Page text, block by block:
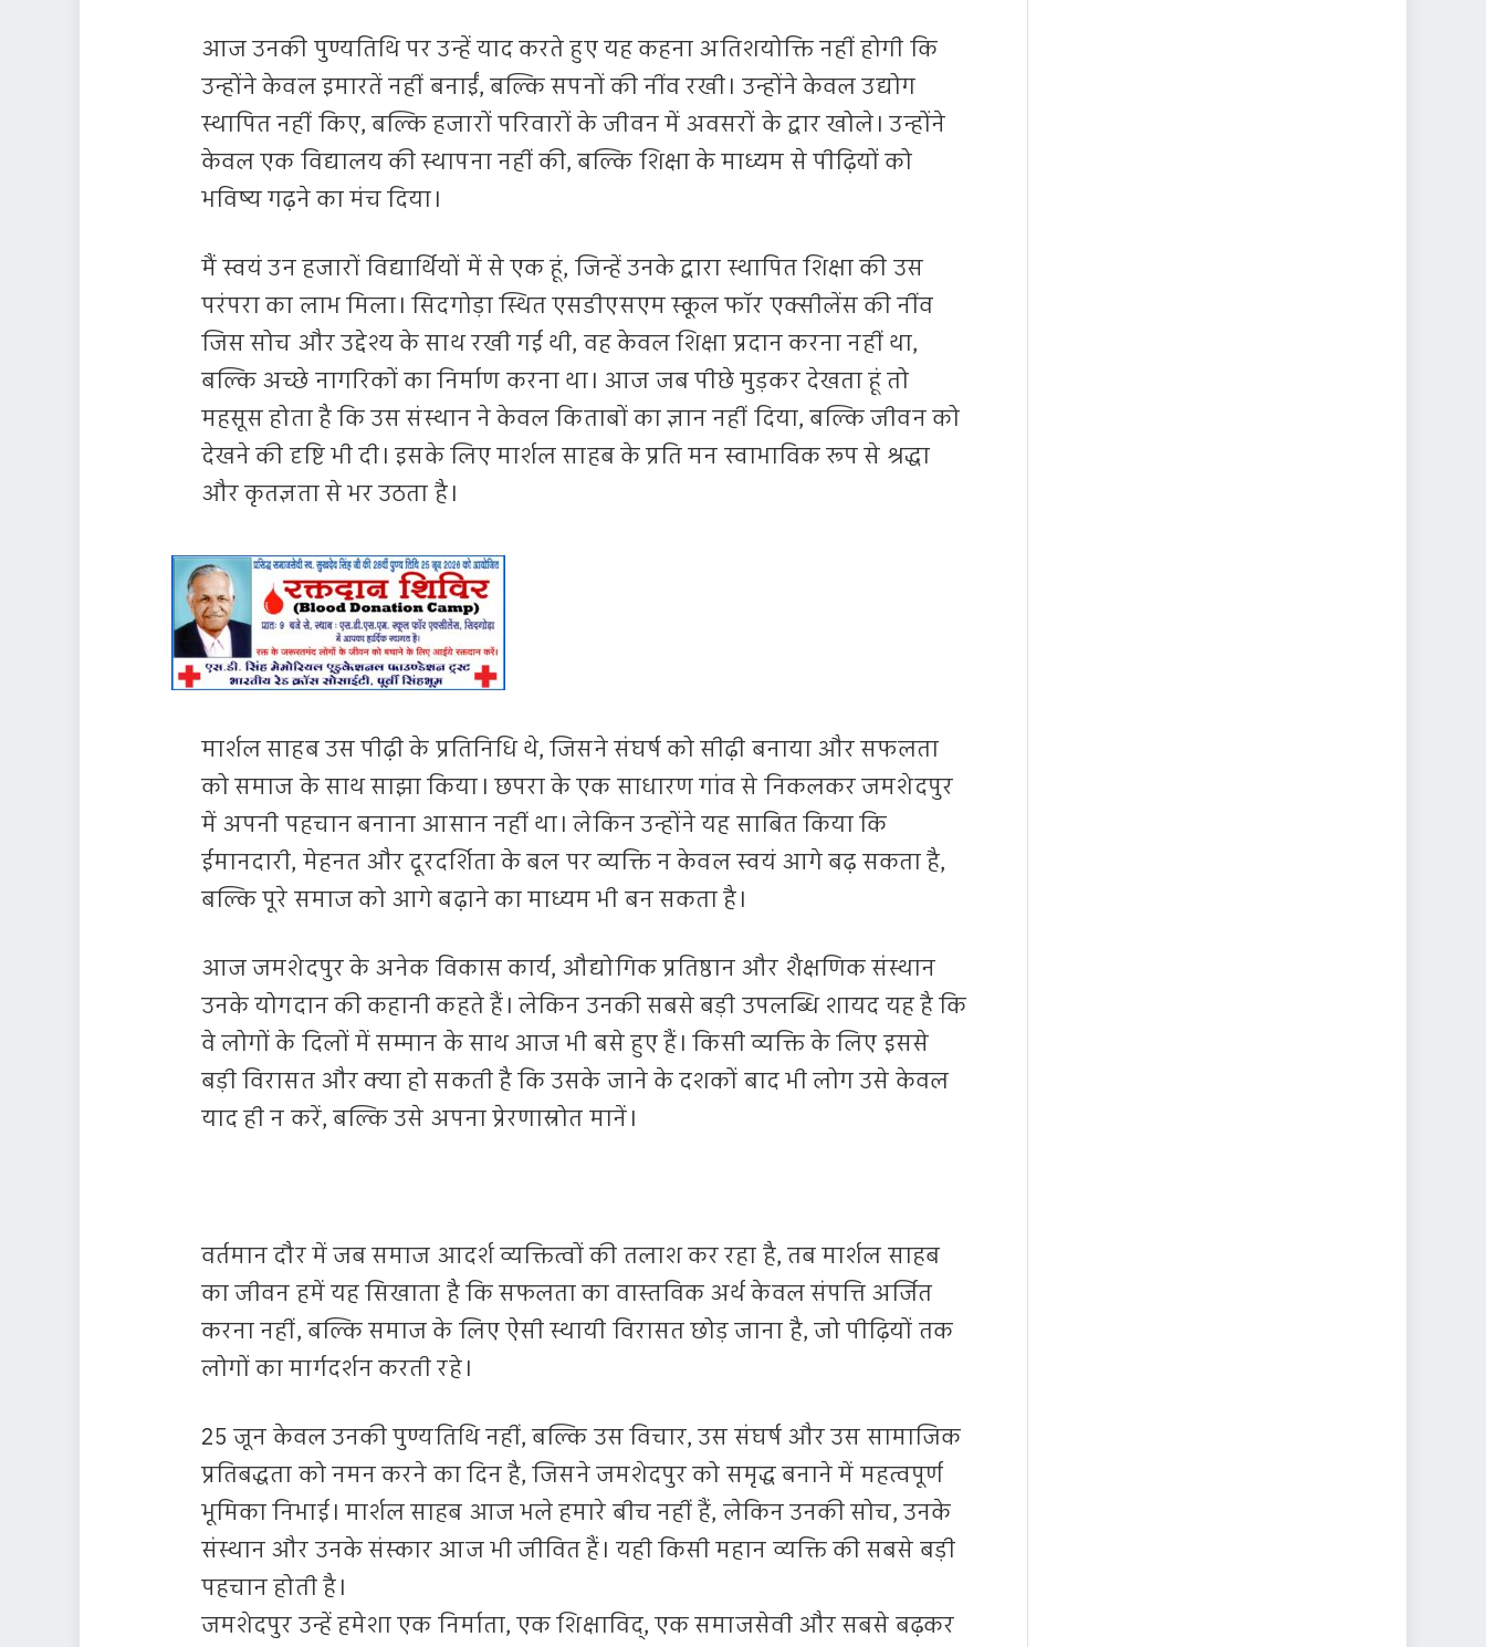
आज उनकी पुण्यतिथि पर उन्हें याद करते हुए यह कहना अतिशयोक्ति नहीं होगी कि
उन्होंने केवल इमारतें नहीं बनाईं, बल्कि सपनों की नींव रखी। उन्होंने केवल उद्योग
स्थापित नहीं किए, बल्कि हजारों परिवारों के जीवन में अवसरों के द्वार खोले। उन्होंने
केवल एक विद्यालय की स्थापना नहीं की, बल्कि शिक्षा के माध्यम से पीढ़ियों को
भविष्य गढ़ने का मंच दिया।
मैं स्वयं उन हजारों विद्यार्थियों में से एक हूं, जिन्हें उनके द्वारा स्थापित शिक्षा की उस
परंपरा का लाभ मिला। सिदगोड़ा स्थित एसडीएसएम स्कूल फॉर एक्सीलेंस की नींव
जिस सोच और उद्देश्य के साथ रखी गई थी, वह केवल शिक्षा प्रदान करना नहीं था,
बल्कि अच्छे नागरिकों का निर्माण करना था। आज जब पीछे मुड़कर देखता हूं तो
महसूस होता है कि उस संस्थान ने केवल किताबों का ज्ञान नहीं दिया, बल्कि जीवन को
देखने की दृष्टि भी दी। इसके लिए मार्शल साहब के प्रति मन स्वाभाविक रूप से श्रद्धा
और कृतज्ञता से भर उठता है।
मार्शल साहब उस पीढ़ी के प्रतिनिधि थे, जिसने संघर्ष को सीढ़ी बनाया और सफलता
को समाज के साथ साझा किया। छपरा के एक साधारण गांव से निकलकर जमशेदपुर
में अपनी पहचान बनाना आसान नहीं था। लेकिन उन्होंने यह साबित किया कि
ईमानदारी, मेहनत और दूरदर्शिता के बल पर व्यक्ति न केवल स्वयं आगे बढ़ सकता है,
बल्कि पूरे समाज को आगे बढ़ाने का माध्यम भी बन सकता है।
आज जमशेदपुर के अनेक विकास कार्य, औद्योगिक प्रतिष्ठान और शैक्षणिक संस्थान
उनके योगदान की कहानी कहते हैं। लेकिन उनकी सबसे बड़ी उपलब्धि शायद यह है कि
वे लोगों के दिलों में सम्मान के साथ आज भी बसे हुए हैं। किसी व्यक्ति के लिए इससे
बड़ी विरासत और क्या हो सकती है कि उसके जाने के दशकों बाद भी लोग उसे केवल
याद ही न करें, बल्कि उसे अपना प्रेरणास्रोत मानें।
वर्तमान दौर में जब समाज आदर्श व्यक्तित्वों की तलाश कर रहा है, तब मार्शल साहब
का जीवन हमें यह सिखाता है कि सफलता का वास्तविक अर्थ केवल संपत्ति अर्जित
करना नहीं, बल्कि समाज के लिए ऐसी स्थायी विरासत छोड़ जाना है, जो पीढ़ियों तक
लोगों का मार्गदर्शन करती रहे।
25 जून केवल उनकी पुण्यतिथि नहीं, बल्कि उस विचार, उस संघर्ष और उस सामाजिक
प्रतिबद्धता को नमन करने का दिन है, जिसने जमशेदपुर को समृद्ध बनाने में महत्वपूर्ण
भूमिका निभाई। मार्शल साहब आज भले हमारे बीच नहीं हैं, लेकिन उनकी सोच, उनके
संस्थान और उनके संस्कार आज भी जीवित हैं। यही किसी महान व्यक्ति की सबसे बड़ी
पहचान होती है।
जमशेदपुर उन्हें हमेशा एक निर्माता, एक शिक्षाविद्, एक समाजसेवी और सबसे बढ़कर